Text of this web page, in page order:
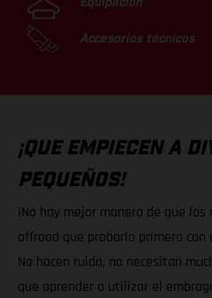
Accesorios técnicos
¡QUE EMPIECEN A
PEQUEÑOS!
¡No hay mejor manera de que
offroad que probarlo primero
No hacen ruido, no necesitan
que aprender a utilizar el